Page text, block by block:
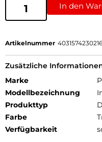
In den
Artikelnummer 4031574230216
Zusätzliche
Marke
Modellbezeichnung
Produkttyp
Farbe
Verfügbarkeit